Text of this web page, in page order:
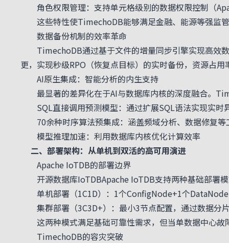
角色权限管理：支持单元格级别的数据权限控制（
这些特性使TimechoDB能够满足金融、能源等强监管
数据备份机制的效率革命
TimechoDB通过基于文件的增量同步引擎实现高效数
更，实现秒级RPO（恢复点目标）的实时备份，资源占用
AI原生集成：智能分析的内生支持
最显著的差异化在于AI与数据库内核的深度融合。
SQL直接调用预测模型：通过扩展SQL语法实现实时
70余种时序算法预集成：涵盖频域分析、数据修复等
模型推理加速：利用数据库内核优化计算效率
二、部署架构：从单机到双活的高可用演进
Apache IoTDB的部署边界
开源数据库IoTDBApache IoTDB支持两种基础部署
单机部署（1C1D）：1个ConfigNode+1个DataNode
集群部署（3C3D+）：最小3节点配置，通过数据分
这两种模式满足基础可靠性需求，但当单数据中心故
TimechoDB的容灾突破